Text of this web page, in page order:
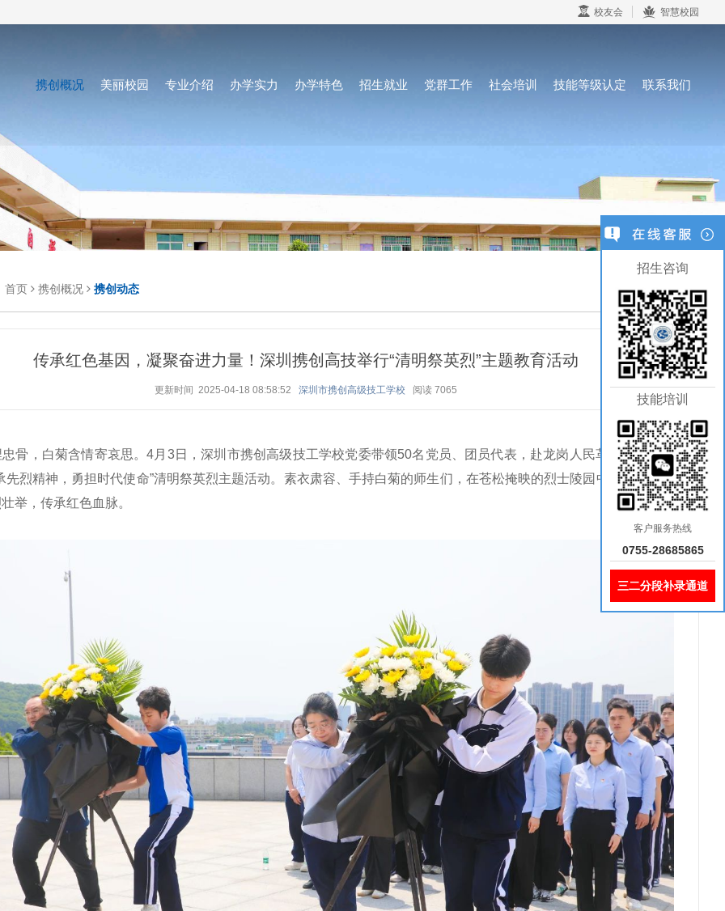
校友会 智慧校园
携创概况 美丽校园 专业介绍 办学实力 办学特色 招生就业 党群工作 社会培训 技能等级认定 联系我们
首页 携创概况 携创动态
传承红色基因，凝聚奋进力量！深圳携创高技举行“清明祭英烈”主题教育活动
更新时间 2025-04-18 08:58:52 深圳市携创高级技工学校 阅读 7065
骨，白菊含情寄哀思。4月3日，深圳市携创高级技工学校党委带领50名党员、团员代表，赴龙岗人民革命烈士纪念
先烈精神，勇担时代使命”清明祭英烈主题活动。素衣肃容、手持白菊的师生们，在苍松掩映的烈士陵园中，以赤诚之
举，传承红色血脉。
招生咨询
技能培训
客户服务热线
0755-28685865
三二分段补录通道